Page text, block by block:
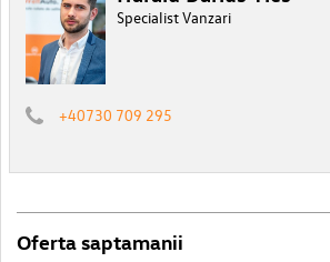
Specialist Vanzari
+40730 709 295
Oferta saptamanii